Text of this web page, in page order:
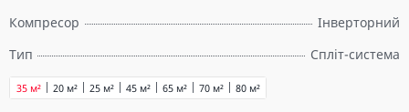
Компресор
Інверторний
Тип
Спліт-система
20 м² 25 м²
35 м² 45 м² 65 м² 70 м² 80 м²